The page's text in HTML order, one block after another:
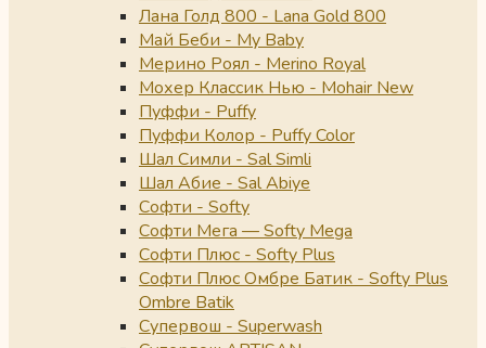
Лана Голд 800 - Lana Gold 800
Май Беби - My Baby
Мерино Роял - Merino Royal
Мохер Классик Нью - Mohair New
Пуффи - Puffy
Пуффи Колор - Puffy Color
Шал Симли - Sal Simli
Шал Абие - Sal Abiye
Софти - Softy
Софти Мега — Softy Mega
Софти Плюс - Softy Plus
Софти Плюс Омбре Батик - Softy Plus
Ombre Batik
Супервош - Superwash